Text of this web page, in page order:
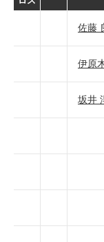
佐藤
伊原
坂井